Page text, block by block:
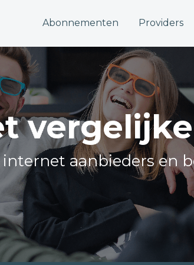
Abonnementen Providers
aanbieders en